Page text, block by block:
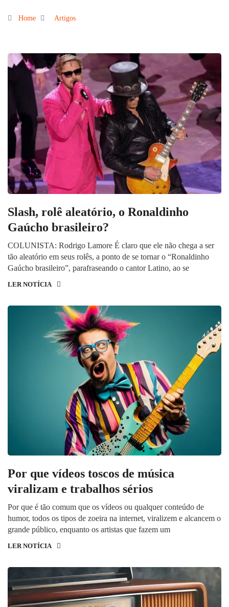
Home Artigos
Slash, rolê aleatório, o Ronaldinho
Gaúcho brasileiro?
COLUNISTA: Rodrigo Lamore É claro que ele não chega a ser
tão aleatório em seus rolês, a ponto de se tornar o “Ronaldinho
Gaúcho brasileiro”, parafraseando o cantor Latino, ao se
LER NOTÍCIA
Por que vídeos toscos de música
viralizam e trabalhos sérios
Por que é tão comum que os vídeos ou qualquer conteúdo de
humor, todos os tipos de zoeira na internet, viralizem e alcancem o
grande público, enquanto os artistas que fazem um
LER NOTÍCIA